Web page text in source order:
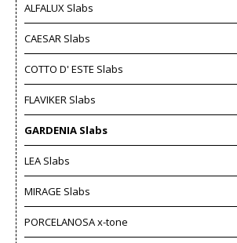
ALFALUX Slabs
CAESAR Slabs
COTTO D' ESTE Slabs
FLAVIKER Slabs
GARDENIA Slabs
LEA Slabs
MIRAGE Slabs
PORCELANOSA x-tone